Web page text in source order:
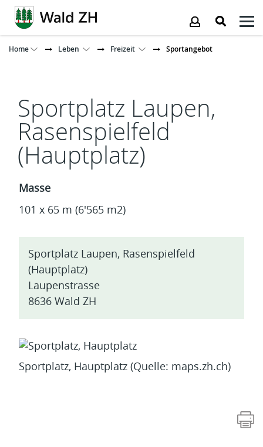
Kopfzeile
Home Leben Freizeit Sportangebot
Inhalt
Sportplatz Laupen,
Rasenspielfeld
(Hauptplatz)
Masse
101 x 65 m (6'565 m2)
Sportplatz Laupen, Rasenspielfeld
(Hauptplatz)
Laupenstrasse
8636 Wald ZH
Sportplatz, Hauptplatz (Quelle: maps.zh.ch)